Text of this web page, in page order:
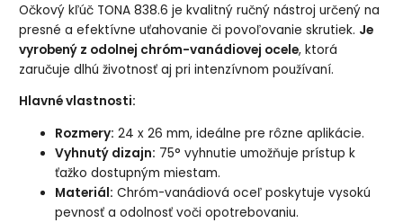
Očkový kľúč TONA 838.6 je kvalitný ručný nástroj určený na
presné a efektívne uťahovanie či povoľovanie skrutiek. Je
vyrobený z odolnej chróm-vanádiovej ocele, ktorá
zaručuje dlhú životnosť aj pri intenzívnom používaní.
Hlavné vlastnosti:
Rozmery: 24 x 26 mm, ideálne pre rôzne aplikácie.
Vyhnutý dizajn: 75° vyhnutie umožňuje prístup k
ťažko dostupným miestam.
Materiál: Chróm-vanádiová oceľ poskytuje vysokú
pevnosť a odolnosť voči opotrebovaniu.